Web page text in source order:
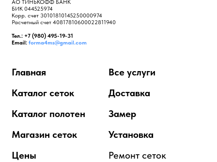
АО ТИНЬКОФФ БАНК
БИК 044525974
Корр. счет 30101810145250000974
Расчетный счет 40817810600022811940
Тел.: +7 (980) 495-19-31
Email: forma4ms@gmail.com
Главная
Каталог сеток
Каталог полотен
Магазин сеток
Цены
Все услуги
Доставка
Замер
Установка
Ремонт сеток